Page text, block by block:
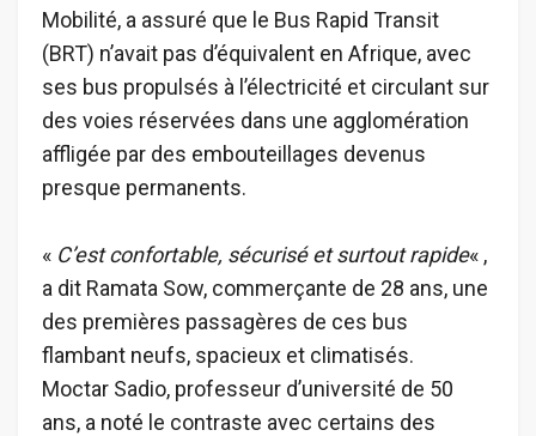
Mobilité, a assuré que le Bus Rapid Transit
(BRT) n’avait pas d’équivalent en Afrique, avec
ses bus propulsés à l’électricité et circulant sur
des voies réservées dans une agglomération
affligée par des embouteillages devenus
presque permanents.
« C’est confortable, sécurisé et surtout rapide« ,
a dit Ramata Sow, commerçante de 28 ans, une
des premières passagères de ces bus
flambant neufs, spacieux et climatisés.
Moctar Sadio, professeur d’université de 50
ans, a noté le contraste avec certains des